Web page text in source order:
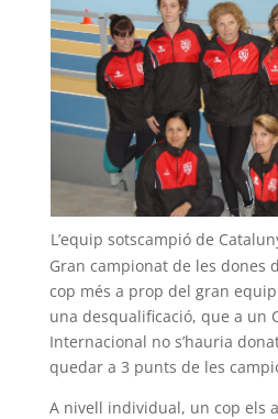
L’equip sotscampió de
Gran campionat de les dones
cop més a prop del gran
una desqualificació, que a un
Internacional no s’hauria
quedar a 3 punts de les
A nivell individual, un cop els